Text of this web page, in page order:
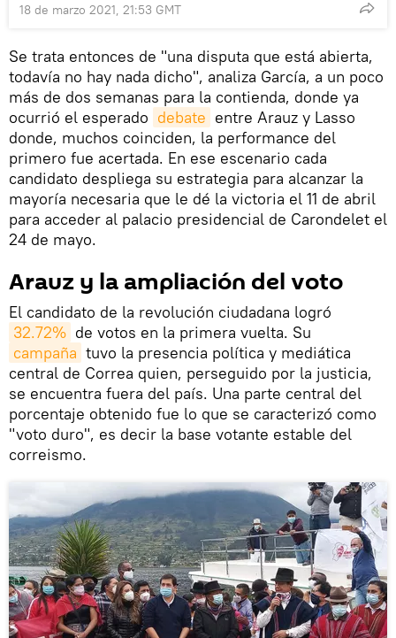
18 de marzo 2021, 21:53 GMT
Se trata entonces de "una disputa que está abierta,
todavía no hay nada dicho", analiza García, a un poco
más de dos semanas para la contienda, donde ya
ocurrió el esperado debate entre Arauz y Lasso
donde, muchos coinciden, la performance del
primero fue acertada. En ese escenario cada
candidato despliega su estrategia para alcanzar la
mayoría necesaria que le dé la victoria el 11 de abril
para acceder al palacio presidencial de Carondelet el
24 de mayo.
Arauz y la ampliación del voto
El candidato de la revolución ciudadana logró
32.72% de votos en la primera vuelta. Su
campaña tuvo la presencia política y mediática
central de Correa quien, perseguido por la justicia,
se encuentra fuera del país. Una parte central del
porcentaje obtenido fue lo que se caracterizó como
"voto duro", es decir la base votante estable del
correismo.